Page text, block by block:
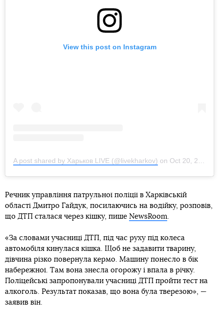
View this post on Instagram
A post shared by Харьков LIVE (@livekharkov) on Oct 20, 2020 at 5:37am PDT
Речник управління патрульної поліції в Харківській
області Дмитро Гайдук, посилаючись на водійку, розповів,
що ДТП сталася через кішку, пише NewsRoom
«За словами учасниці ДТП, під час руху під колеса
автомобіля кинулася кішка. Щоб не задавити тварину,
дівчина різко повернула кермо. Машину понесло в бік
набережної. Там вона знесла огорожу і впала в річку.
Поліцейські запропонували учасниці ДТП пройти тест на
алкоголь. Результат показав, що вона була тверезою», —
заявив він.